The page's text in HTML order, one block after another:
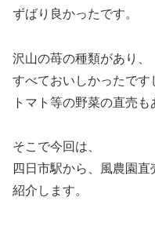
ずばり良かったです。
沢山の苺の種類があり、
すべておいしかったです
トマト等の野菜の直売も
そこで今回は、
四日市駅から、風農園直
紹介します。